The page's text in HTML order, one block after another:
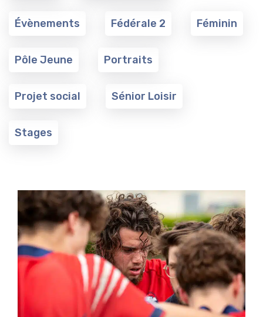
Évènements Fédérale 2 Féminin
Pôle Jeune Portraits
Projet social Sénior Loisir
Stages